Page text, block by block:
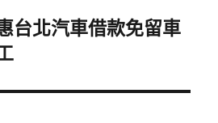
台北汽車借款免留車